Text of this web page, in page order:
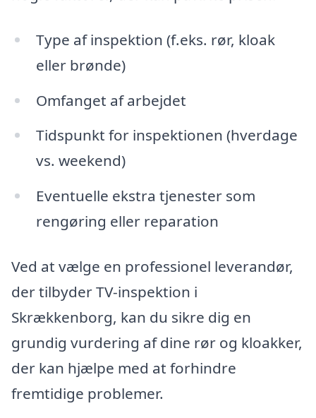
Type af inspektion (f.eks. rør, kloak
eller brønde)
Omfanget af arbejdet
Tidspunkt for inspektionen (hverdage
vs. weekend)
Eventuelle ekstra tjenester som
rengøring eller reparation
Ved at vælge en professionel leverandør,
der tilbyder TV-inspektion i
Skrækkenborg, kan du sikre dig en
grundig vurdering af dine rør og kloakker,
der kan hjælpe med at forhindre
fremtidige problemer.